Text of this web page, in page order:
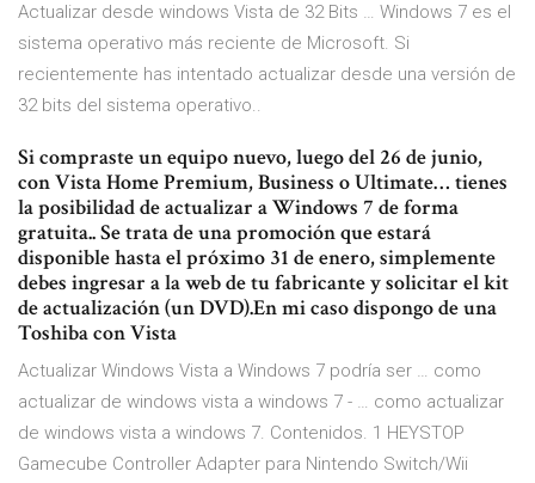
Actualizar desde windows Vista de 32 Bits … Windows 7 es el
sistema operativo más reciente de Microsoft. Si
recientemente has intentado actualizar desde una versión de
32 bits del sistema operativo..
Si compraste un equipo nuevo, luego del 26 de junio,
con Vista Home Premium, Business o Ultimate… tienes
la posibilidad de actualizar a Windows 7 de forma
gratuita.. Se trata de una promoción que estará
disponible hasta el próximo 31 de enero, simplemente
debes ingresar a la web de tu fabricante y solicitar el kit
de actualización (un DVD).En mi caso dispongo de una
Toshiba con Vista
Actualizar Windows Vista a Windows 7 podría ser … como
actualizar de windows vista a windows 7 - … como actualizar
de windows vista a windows 7. Contenidos. 1 HEYSTOP
Gamecube Controller Adapter para Nintendo Switch/Wii